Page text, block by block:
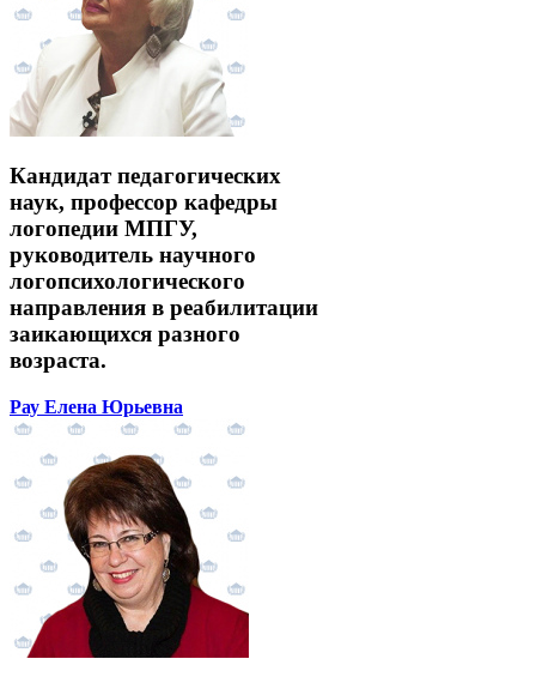
Кандидат педагогических
наук, профессор кафедры
логопедии МПГУ,
руководитель научного
логопсихологического
направления в реабилитации
заикающихся разного
возраста.
Рау Елена Юрьевна